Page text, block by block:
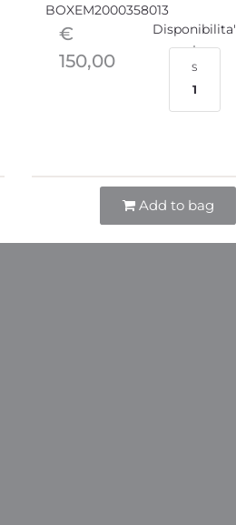
BOXEM2000358013
€
150,00
Disponibilita'
S
1
Add to bag